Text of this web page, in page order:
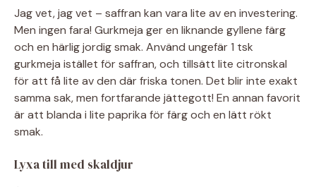
Jag vet, jag vet – saffran kan vara lite av en investering.
Men ingen fara! Gurkmeja ger en liknande gyllene färg
och en härlig jordig smak. Använd ungefär 1 tsk
gurkmeja istället för saffran, och tillsätt lite citronskal
för att få lite av den där friska tonen. Det blir inte exakt
samma sak, men fortfarande jättegott! En annan favorit
är att blanda i lite paprika för färg och en lätt rökt
smak.
Lyxa till med skaldjur